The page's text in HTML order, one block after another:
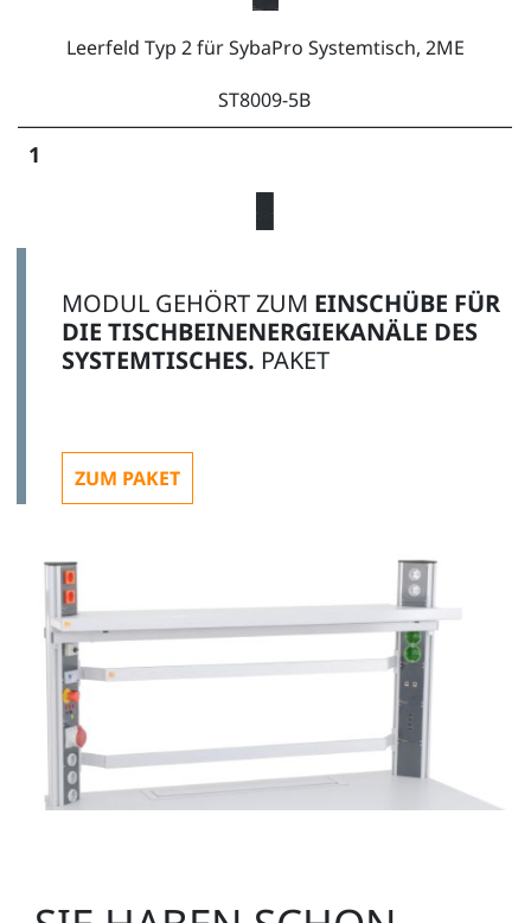
Leerfeld Typ 2 für SybaPro Systemtisch, 2ME
ST8009-5B
1
Leerfeld Typ 3 für SybaPro Systemtisch, 4ME
ST8009-5C
MODUL GEHÖRT ZUM EINSCHÜBE FÜR
DIE TISCHBEINENERGIEKANÄLE DES
SYSTEMTISCHES. PAKET
ZUM PAKET